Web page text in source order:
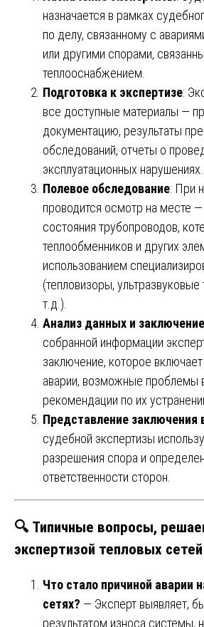
назначается в рамках
по делу, связанному с
или другими спорами,
теплооснабжением.
Подготовка к экспертизе:
все доступные материалы —
документацию, результаты
обследований, отчеты о
эксплуатационных нарушениях.
Полевое обследование: При
проводится осмотр на месте
состояния трубопроводов,
теплообменников и других
использованием
(тепловизоры,
т.д.).
Анализ данных и заключение
собранной информации
заключение, которое включает
аварии, возможные проблемы
рекомендации по их
Представление заключения
судебной экспертизы
разрешения спора и
ответственности сторон.
🔍 Типичные вопросы,
экспертизой тепловых сетей
Что стало причиной аварии
сетях? — Эксперт выявляет,
результатом износа системы,